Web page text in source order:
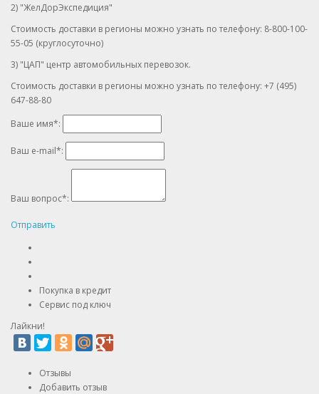
2) "ЖелДорЭкспедиция"
Стоимость доставки в регионы можно узнать по телефону: 8-800-100-
55-05 (круглосуточно)
3) "ЦАП" центр автомобильных перевозок.
Стоимость доставки в регионы можно узнать по телефону: +7 (495)
647-88-80
Ваше имя*:
Ваш e-mail*:
Ваш вопрос*:
Отправить
Покупка в кредит
Сервис под ключ
Лайкни!
Отзывы
Добавить отзыв